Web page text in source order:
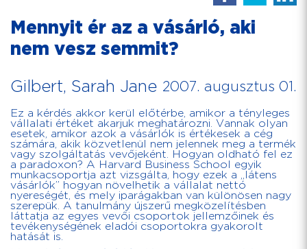
Mennyit ér az a vásárló, aki
nem vesz semmit?
Gilbert, Sarah Jane 2007. augusztus 01.
Ez a kérdés akkor kerül előtérbe, amikor a tényleges
vállalati értéket akarjuk meghatározni. Vannak olyan
esetek, amikor azok a vásárlók is értékesek a cég
számára, akik közvetlenül nem jelennek meg a termék
vagy szolgáltatás vevőjeként. Hogyan oldható fel ez
a paradoxon? A Harvard Business School egyik
munkacsoportja azt vizsgálta, hogy ezek a „látens
vásárlók” hogyan növelhetik a vállalat nettó
nyereségét, és mely iparágakban van különösen nagy
szerepük. A tanulmány újszerű megközelítésben
láttatja az egyes vevői csoportok jellemzőinek és
tevékenységének eladói csoportokra gyakorolt
hatását is.